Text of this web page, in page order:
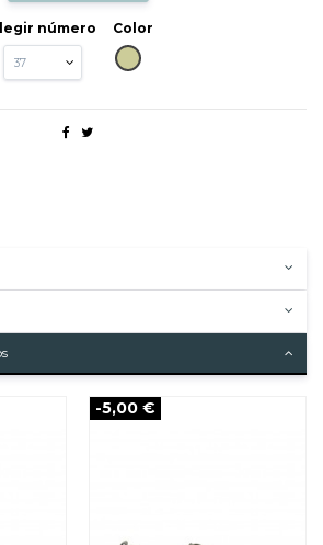
número
Color
BEIG
-5,00 €